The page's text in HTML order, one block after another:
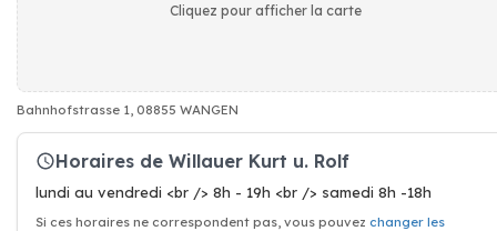
Cliquez pour afficher la carte
Bahnhofstrasse 1, 08855 WANGEN
Horaires de Willauer Kurt u. Rolf
lundi au vendredi <br /> 8h - 19h <br /> samedi 8h -18h
Si ces horaires ne correspondent pas, vous pouvez changer les